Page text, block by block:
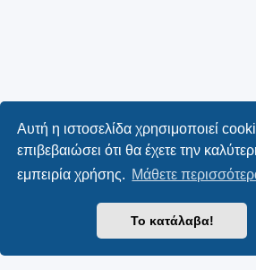
Αυτή η ιστοσελίδα χρησιμοποιεί
επιβεβαιώσει ότι θα έχετε την
εμπειρία χρήσης. Μάθετε
Το κατάλαβα!